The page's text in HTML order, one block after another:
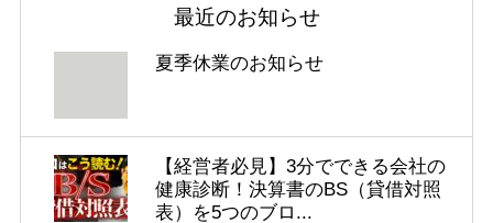
最近のお知らせ
夏季休業のお知らせ
【経営者必見】3分でできる会社の
健康診断！決算書のBS（貸借対照
表）を5つのブロ...